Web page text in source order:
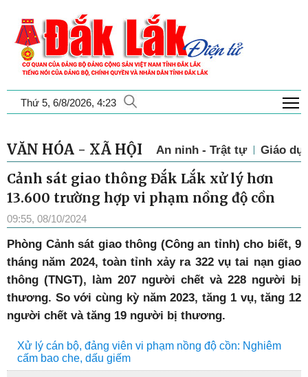
Thứ 5, 6/8/2026, 4:23
VĂN HÓA - XÃ HỘI An ninh - Trật tự Giáo
Cảnh sát giao thông Đắk Lắk xử lý hơn
13.600 trường hợp vi phạm nồng độ cồn
09:55, 08/10/2024
Phòng Cảnh sát giao thông (Công an tỉnh) cho biết, 9
tháng năm 2024, toàn tỉnh xảy ra 322 vụ tai nạn giao
thông (TNGT), làm 207 người chết và 228 người bị
thương. So với cùng kỳ năm 2023, tăng 1 vụ, tăng 12
người chết và tăng 19 người bị thương.
Xử lý cán bộ, đảng viên vi phạm nồng độ cồn: Nghiêm
cấm bao che, dấu giếm